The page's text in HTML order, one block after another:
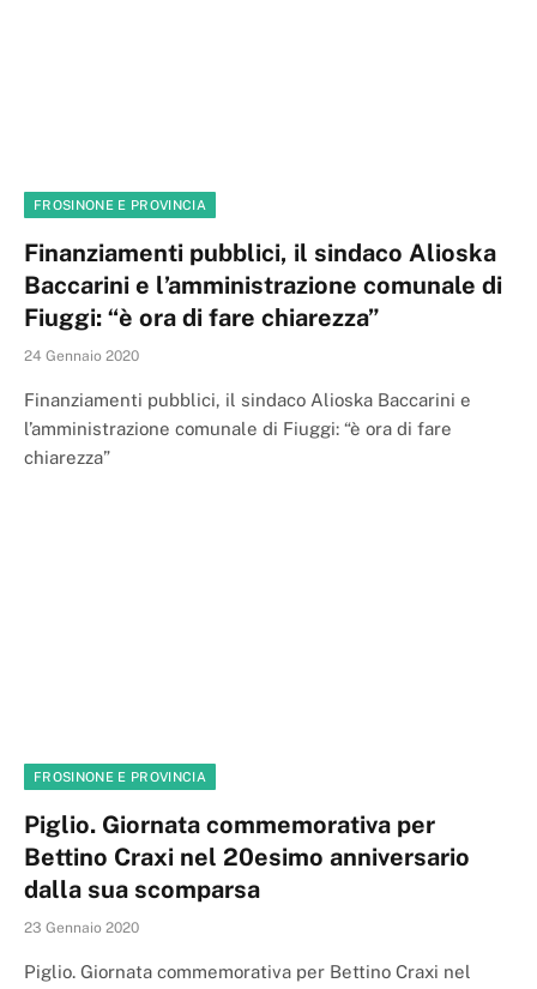
FROSINONE E PROVINCIA
Finanziamenti pubblici, il sindaco Alioska
Baccarini e l’amministrazione comunale di
Fiuggi: “è ora di fare chiarezza”
24 Gennaio 2020
Finanziamenti pubblici, il sindaco Alioska Baccarini e
l’amministrazione comunale di Fiuggi: “è ora di fare
chiarezza”
FROSINONE E PROVINCIA
Piglio. Giornata commemorativa per
Bettino Craxi nel 20esimo anniversario
dalla sua scomparsa
23 Gennaio 2020
Piglio. Giornata commemorativa per Bettino Craxi nel